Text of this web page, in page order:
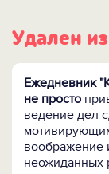
Удален
Ежедневник
не просто
ведение дел
воображение
неожиданных